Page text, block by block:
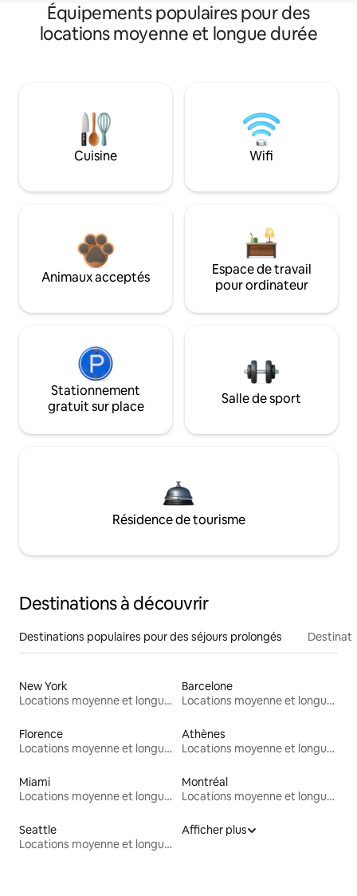
Équipements populaires pour des
locations moyenne et longue durée
Cuisine Wifi
Animaux acceptés
Espace de travail
pour ordinateur
Stationnement
gratuit sur place
Salle de sport
Résidence de tourisme
Destinations à découvrir
Destinations populaires pour des séjours prolongés
New York
Locations moyenne et longue durée
Barcelone
Locations moyenne et longue durée
Florence
Locations moyenne et longue durée
Athènes
Locations moyenne et longue durée
Miami
Locations moyenne et longue durée
Montréal
Locations moyenne et longue durée
Seattle
Locations moyenne et longue durée
Afficher plus